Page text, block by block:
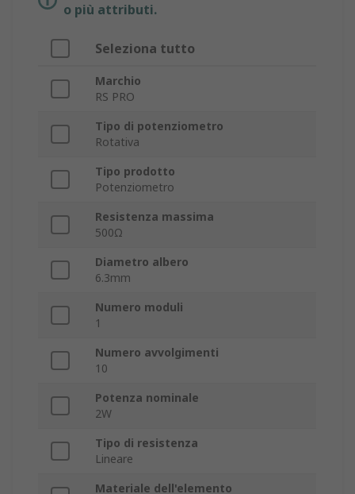
o più attributi.
Seleziona tutto
Marchio
RS PRO
Tipo di potenziometro
Rotativa
Tipo prodotto
Potenziometro
Resistenza massima
500Ω
Diametro albero
6.3mm
Numero moduli
1
Numero avvolgimenti
10
Potenza nominale
2W
Tipo di resistenza
Lineare
Materiale dell'elemento